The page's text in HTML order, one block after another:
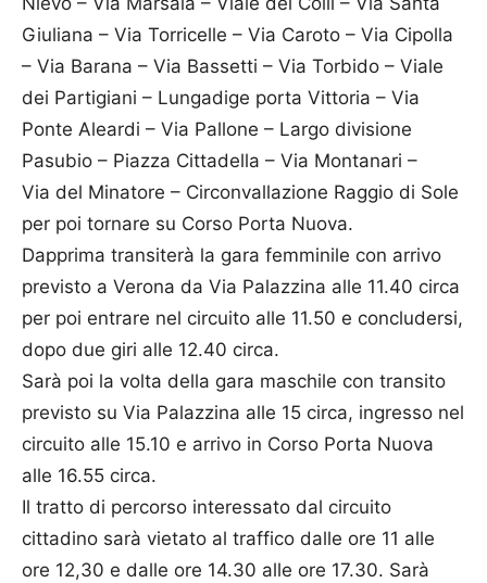
Giuliana – Via Torricelle – Via Caroto – Via Cipolla
– Via Barana – Via Bassetti – Via Torbido – Viale
dei Partigiani – Lungadige porta Vittoria – Via
Ponte Aleardi – Via Pallone – Largo divisione
Pasubio – Piazza Cittadella – Via Montanari –
Via del Minatore – Circonvallazione Raggio di Sole
per poi tornare su Corso Porta Nuova.
Dapprima transiterà la gara femminile con arrivo
previsto a Verona da Via Palazzina alle 11.40 circa
per poi entrare nel circuito alle 11.50 e concludersi,
dopo due giri alle 12.40 circa.
Sarà poi la volta della gara maschile con transito
previsto su Via Palazzina alle 15 circa, ingresso nel
circuito alle 15.10 e arrivo in Corso Porta Nuova
alle 16.55 circa.
Il tratto di percorso interessato dal circuito
cittadino sarà vietato al traffico dalle ore 11 alle
ore 12,30 e dalle ore 14.30 alle ore 17.30. Sarà